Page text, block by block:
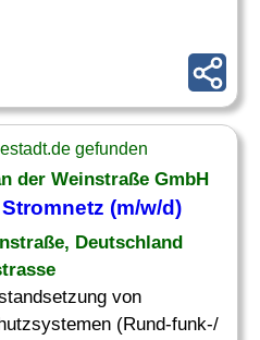
gefunden
der Weinstraße GmbH
Stromnetz (m/w/d)
Deutschland
von
(Rund-funk-/